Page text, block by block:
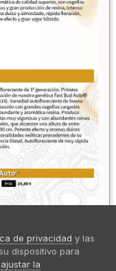
de privacidad y las
dispositivo para
ajustar la